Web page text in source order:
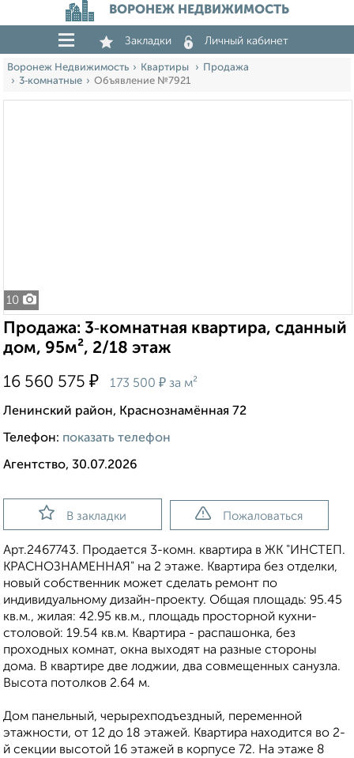
ВОРОНЕЖ НЕДВИЖИМОСТЬ
Закладки Личный кабинет
Воронеж Недвижимость Квартиры
Продажа
3‑комнатные
Объявление №7921
10
Продажа: 3‑комнатная квартира, сданный
дом, 95м², 2/18 этаж
16 560 575 ₽ 173 500 ₽ за м²
Ленинский район, Краснознамённая 72
Телефон: показать телефон
Агентство, 30.07.2026
В закладки Пожаловаться
Apт.2467743. Продается 3-комн. квартира в ЖК "ИНСТЕП.
КРАСНОЗНАМЕННАЯ" на 2 этаже. Квартира без отделки,
новый собственник может сделать ремонт по
индивидуальному дизайн-проекту. Общая площадь: 95.45
кв.м., жилая: 42.95 кв.м., площадь просторной кухни-
столовой: 19.54 кв.м. Квартира - распашонка, без
проходных комнат, окна выходят на paзные стороны
дома. В квартире две лоджии, два совмещенных санузла.
Высота потолков 2.64 м.
Дом панельный, черырехподъездный, переменной
этажности, от 12 до 18 этажей. Квартира находится во 2-
й секции высотой 16 этажей в корпусе 72. На этаже 8